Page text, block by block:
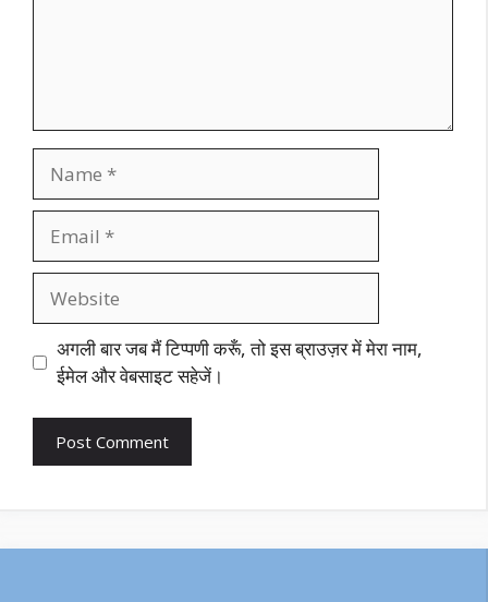
अगली बार जब मैं टिप्पणी करूँ, तो इस ब्राउज़र में मेरा नाम,
ईमेल और वेबसाइट सहेजें।